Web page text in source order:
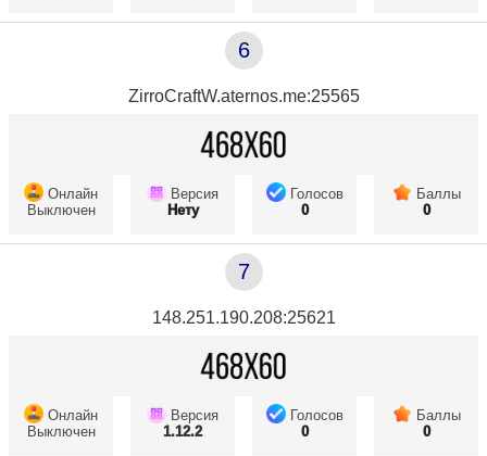
6
ZirroCraftW.aternos.me:25565
Онлайн
Выключен
Версия
Нету
Голосов
0
Баллы
0
7
148.251.190.208:25621
Онлайн
Выключен
Версия
1.12.2
Голосов
0
Баллы
0